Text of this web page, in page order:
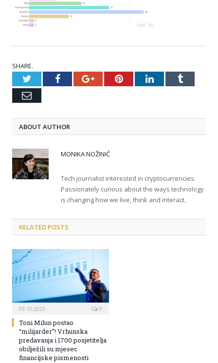
SHARE.
TwitterFacebookGoogle+PinterestLinkedInTumblr
Email
ABOUT AUTHOR
MONIKA NOŽINIĆ
Tech journalist interested in cryptocurrencies.
Passionately curious about the ways technology
is changing how we live, think and interact.
RELATED POSTS
03.10.2023 0
Toni Milun postao
“milijarder”! Vrhunska
predavanja i 1700 posjetitelja
obilježili su mjesec
financijske pismenosti